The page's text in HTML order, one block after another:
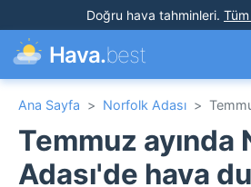
Doğru hava tahminleri.
Hava.best
Ana Sayfa > Norfolk Adası >
Temmuz ayında
Adası'de hava